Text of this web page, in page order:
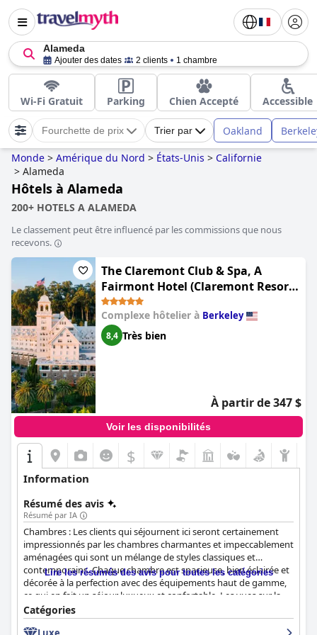
Alameda
Ajouter des dates 2 clients 1 chambre
Wi-Fi Gratuit Parking Chien Accepté Accessible
Fourchette de prix Trier par Oakland
Monde > Amérique du Nord > États-Unis > Californie
> Alameda
Hôtels à Alameda
200+ HOTELS A ALAMEDA
Le classement peut être influencé par les commissions que nous
recevons.
The Claremont Club & Spa, A
Fairmont Hotel (Claremont Resort
& Club)
Complexe hôtelier à Berkeley
8,4 Très bien
À partir de 347 $
Voir les disponibilités
$
Information
Résumé des avis
Résumé par IA
Chambres : Les clients qui séjournent ici seront certainement
impressionnés par les chambres charmantes et impeccablement
aménagées qui sont un mélange de styles classiques et
contemporains. Chaque chambre est spacieuse, bien éclairée et
décorée à la perfection avec des équipements haut de gamme,
ce qui en fait un séjour luxueux et confortable. Les vues sur la
baie et les collines environnantes sont tout aussi
époustouflantes.
Lire les résumés des avis pour toutes les catégories
Catégories